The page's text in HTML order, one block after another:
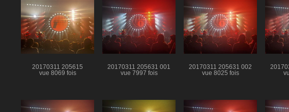
20170311 205615
vue 8069 fois
20170311 205631 001
vue 7997 fois
20170311 205631 002
vue 8025 fois